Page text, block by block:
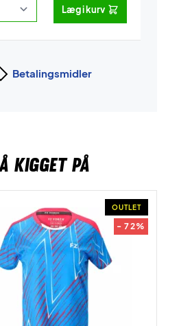
Læg i kurv
Betalingsmidler
KIGGET PÅ
OUTLET
- 72%